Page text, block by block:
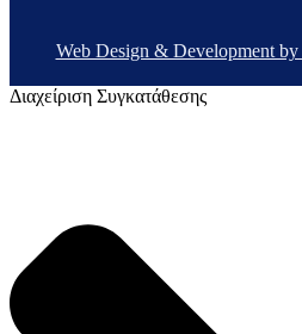
Web Design & Development by
Διαχείριση Συγκατάθεσης